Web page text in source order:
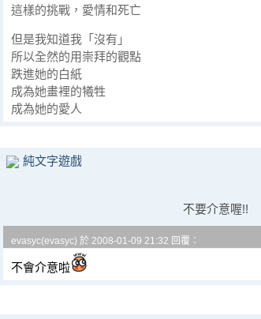
這樣的挑戰，愛情和死亡
但是我知道我「沒有」
所以全然的用崇拜的觀點
跌進她的白紙
成為她畫裡的犧牲
成為她的愛人
純文字遊戲
不要介意喔!!
evasyc(evasyc) 於 2008-01-09 21:32 回覆：
不會介意啦